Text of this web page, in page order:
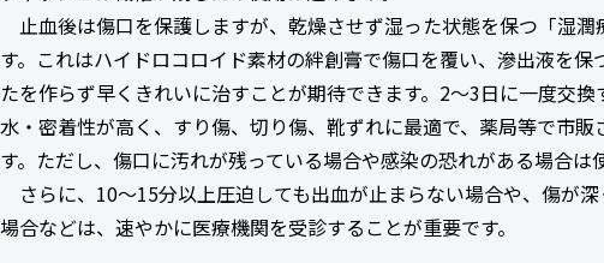
止血後は傷口を保護しますが、乾燥させず湿った状態を保つ「湿
す。これはハイドロコロイド素材の絆創膏で傷口を覆い、滲出液を
たを作らず早くきれいに治すことが期待できます。2～3日に一度交
水・密着性が高く、すり傷、切り傷、靴ずれに最適で、薬局等で市
す。ただし、傷口に汚れが残っている場合や感染の恐れがある場合は
さらに、10～15分以上圧迫しても出血が止まらない場合や、傷が
場合などは、速やかに医療機関を受診することが重要です。